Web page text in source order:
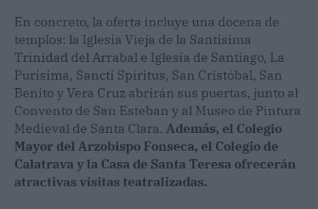
En concreto, la oferta incluye una docena de
templos: la Iglesia Vieja de la Santísima
Trinidad del Arrabal e Iglesia de Santiago, La
Purísima, Sancti Spíritus, San Cristóbal, San
Benito y Vera Cruz abrirán sus puertas, junto al
Convento de San Esteban y al Museo de Pintura
Medieval de Santa Clara. Además, el Colegio
Mayor del Arzobispo Fonseca, el Colegio de
Calatrava y la Casa de Santa Teresa ofrecerán
atractivas visitas teatralizadas.